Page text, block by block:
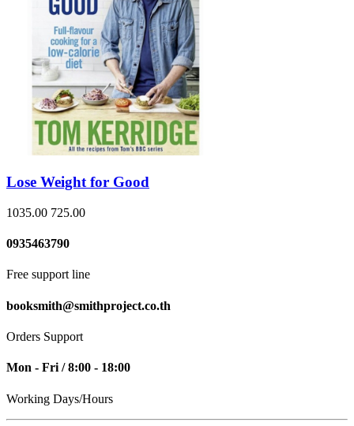
Lose Weight for Good
1035.00 725.00
0935463790
Free support line
booksmith@smithproject.co.th
Orders Support
Mon - Fri / 8:00 - 18:00
Working Days/Hours